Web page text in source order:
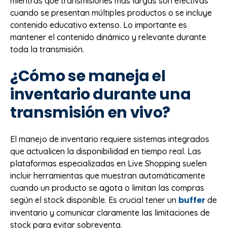
cuando se presentan múltiples productos o se incluye
contenido educativo extenso. Lo importante es
mantener el contenido dinámico y relevante durante
toda la transmisión.
¿Cómo se maneja el
inventario durante una
transmisión en vivo?
El manejo de inventario requiere sistemas integrados
que actualicen la disponibilidad en tiempo real. Las
plataformas especializadas en Live Shopping suelen
incluir herramientas que muestran automáticamente
cuando un producto se agota o limitan las compras
según el stock disponible. Es crucial tener un buffer de
inventario y comunicar claramente las limitaciones de
stock para evitar sobreventa.